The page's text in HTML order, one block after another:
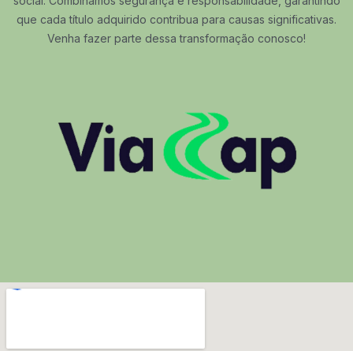
que cada título adquirido contribua para causas significativas.
Venha fazer parte dessa transformação conosco!